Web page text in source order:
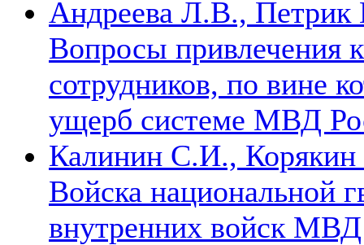
Андреева Л.В.,
Вопросы привлечения
сотрудников, по вине
ущерб системе МВД
Калинин С.И.,
Войска национальной
внутренних войск